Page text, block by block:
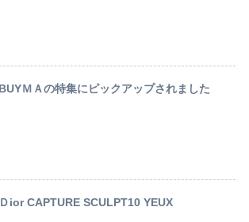
BUYＭＡの特集にピックアップされました
Ｄior CAPTURE SCULPT10 YEUX